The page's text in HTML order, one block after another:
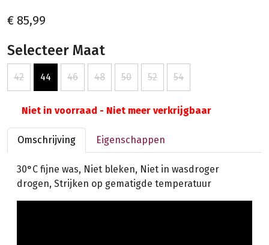
€ 85,99
Selecteer Maat
42 44 46 48 50 52 54
Niet in voorraad - Niet meer verkrijgbaar
Omschrijving Eigenschappen
30°C fijne was, Niet bleken, Niet in wasdroger
drogen, Strijken op gematigde temperatuur